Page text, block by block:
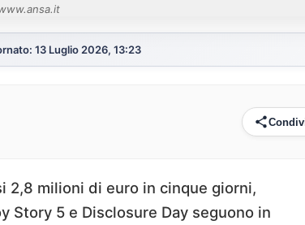
13 Luglio 2026, 13:23
2,8 milioni di euro in cinque giorni,
Story 5 e Disclosure Day seguono in